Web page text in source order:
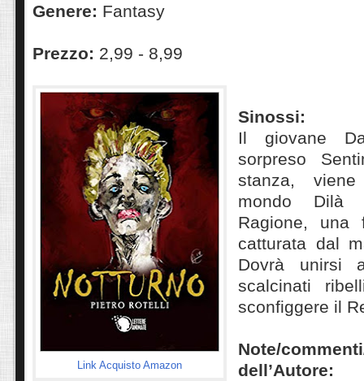
Genere: Fantasy
Prezzo: 2,99 - 8,99
Link Acquisto Amazon
Sinossi:
Il giovane
sorpreso
stanza,
mondo Dilà
Ragione,
catturata dal
Dovrà unirsi
scalcinati
sconfiggere il
Note/
dell’Autore: